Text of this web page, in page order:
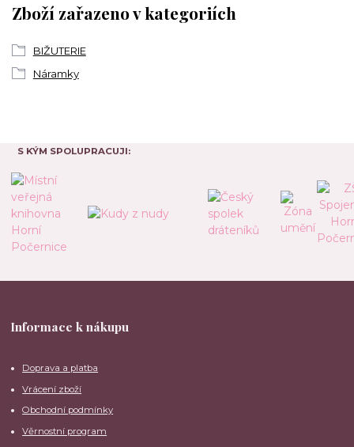
Zboží zařazeno v kategoriích
BIŽUTERIE
Náramky
S KÝM SPOLUPRACUJI:
Informace k nákupu
Doprava a platba
Vrácení zboží
Obchodní podmínky
Věrnostní program